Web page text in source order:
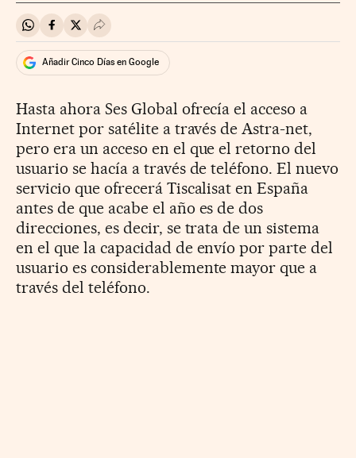
Compartir en Whatsapp
Compartir en Facebook
Compartir en Twitter
Desplegar Redes Sociales
Añadir Cinco Días en Google
Hasta ahora Ses Global ofrecía el acceso a
Internet por satélite a través de Astra-net,
pero era un acceso en el que el retorno del
usuario se hacía a través de teléfono. El nuevo
servicio que ofrecerá Tiscalisat en España
antes de que acabe el año es de dos
direcciones, es decir, se trata de un sistema
en el que la capacidad de envío por parte del
usuario es considerablemente mayor que a
través del teléfono.